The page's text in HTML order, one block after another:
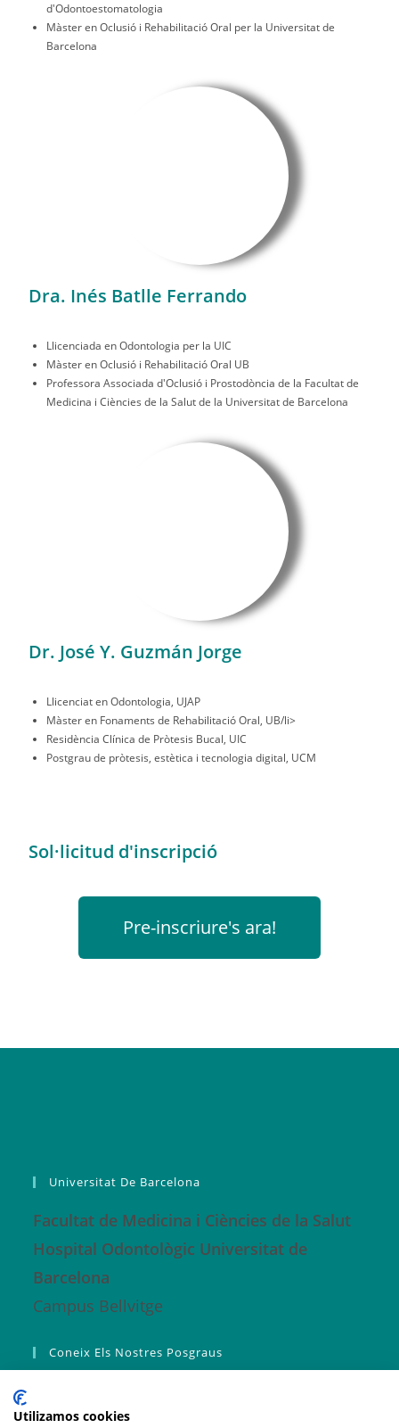
d'Odontoestomatologia
Màster en Oclusió i Rehabilitació Oral per la Universitat de
Barcelona
Dra. Inés Batlle Ferrando
Llicenciada en Odontologia per la UIC
Màster en Oclusió i Rehabilitació Oral UB
Professora Associada d'Oclusió i Prostodòncia de la Facultat de
Medicina i Ciències de la Salut de la Universitat de Barcelona
Dr. José Y. Guzmán Jorge
Llicenciat en Odontologia, UJAP
Màster en Fonaments de Rehabilitació Oral, UB/li>
Residència Clínica de Pròtesis Bucal, UIC
Postgrau de pròtesis, estètica i tecnologia digital, UCM
Sol·licitud d'inscripció
Pre-inscriure's ara!
Universitat De Barcelona
Facultat de Medicina i Ciències de la Salut
Hospital Odontològic Universitat de
Barcelona
Campus Bellvitge
Coneix Els Nostres Posgraus
Màster Fonaments RO
Utilizamos cookies